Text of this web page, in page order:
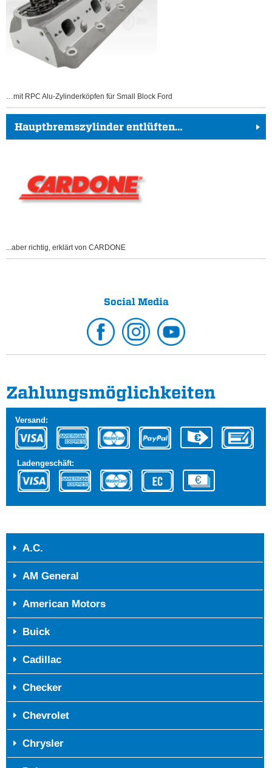
…mit RPC Alu-Zylinderköpfen für Small Block Ford
Hauptbremszylinder entlüften…
...aber richtig, erklärt von CARDONE
Social Media
Zahlungs­möglichkeiten
Versand:
Ladengeschäft:
A.C.
AM General
American Motors
Buick
Cadillac
Checker
Chevrolet
Chrysler